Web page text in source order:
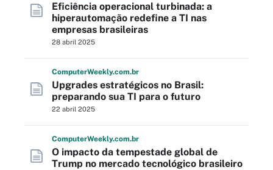
Eficiência operacional turbinada: a
hiperautomação redefine a TI nas
empresas brasileiras
28 abril 2025
ComputerWeekly.com.br
Upgrades estratégicos no Brasil:
preparando sua TI para o futuro
22 abril 2025
ComputerWeekly.com.br
O impacto da tempestade global de
Trump no mercado tecnológico brasileiro